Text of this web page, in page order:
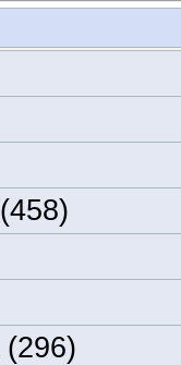
(458)
(296)